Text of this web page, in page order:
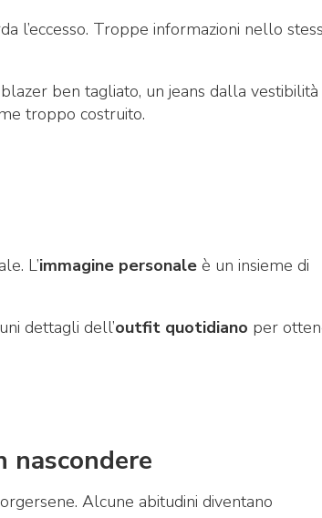
l’eccesso. Troppe informazioni nello
ben tagliato, un jeans dalla vestibilità
troppo costruito.
L’immagine personale è un insieme di
dettagli dell’outfit quotidiano per
nascondere
Alcune abitudini diventano